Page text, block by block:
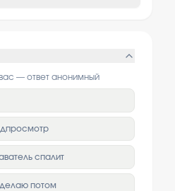
— ответ анонимный
спалит
потом